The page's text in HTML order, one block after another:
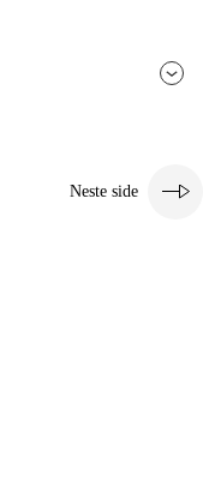
Neste side